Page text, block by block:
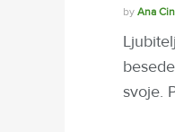
by Ana
svoje.